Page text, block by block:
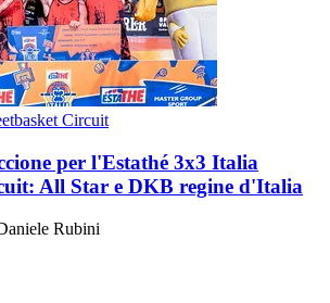
Circuit
per l'Estathé 3x3 Italia
All Star e DKB regine d'Italia
Rubini